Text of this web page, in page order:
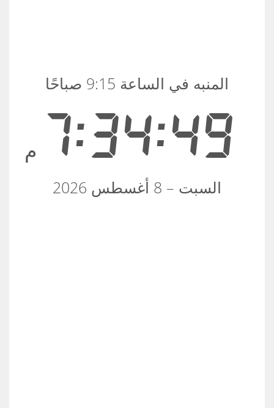
7:34:49 م
المنبه في الساعة 9:15 صباحًا
السبت – 8 أغسطس 2026